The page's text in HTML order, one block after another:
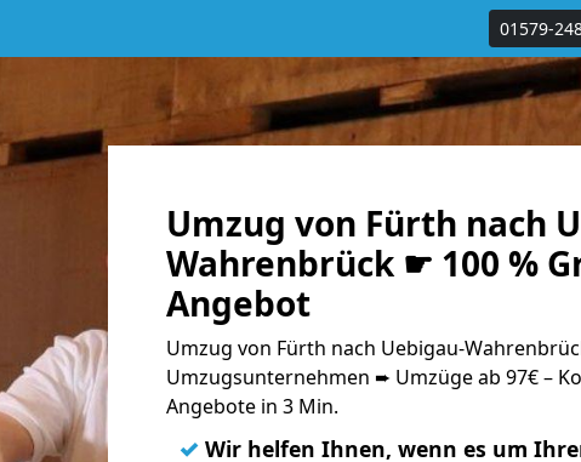
01579-
Umzug von Fürth nach
Wahrenbrück ☛ 100 %
Angebot
Umzug von Fürth nach Uebigau-
Umzugsunternehmen ➨ Umzüge ab 97€ –
Angebote in 3 Min.
✓ Wir helfen Ihnen, wenn es um